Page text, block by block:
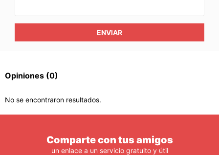
ENVIAR
Opiniones (0)
No se encontraron resultados.
Comparte con tus amigos
un enlace a un servicio gratuito y útil